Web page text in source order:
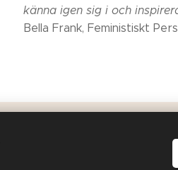
känna igen sig i och
Bella Frank, Feministiskt